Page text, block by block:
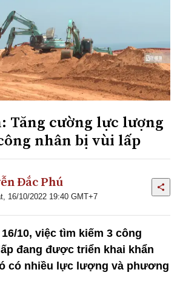
Tăng cường lực lượng
nhân bị vùi lấp
Đắc Phú
16/10/2022 19:40 GMT+7
10, việc tìm kiếm 3 công
đang được triển khai khẩn
có nhiều lực lượng và phương